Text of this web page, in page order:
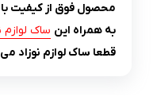
محصول فوق از کیفیت
به همراه این ساک لوازم
قطعا ساک لوازم نوزاد